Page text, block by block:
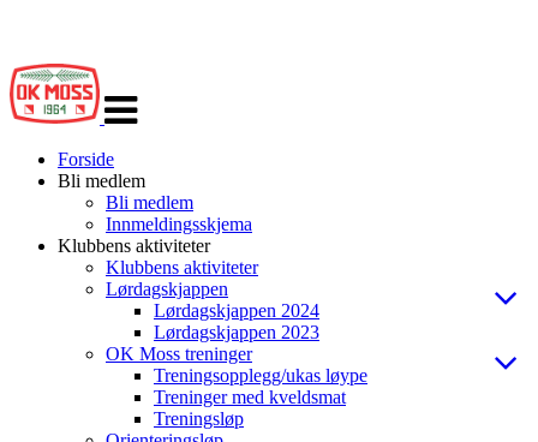
navigasjon
Forside
Bli medlem
Bli medlem
Innmeldingsskjema
Klubbens aktiviteter
Klubbens aktiviteter
Lørdagskjappen
Lørdagskjappen 2024
Lørdagskjappen 2023
OK Moss treninger
Treningsopplegg/ukas løype
Treninger med kveldsmat
Treningsløp